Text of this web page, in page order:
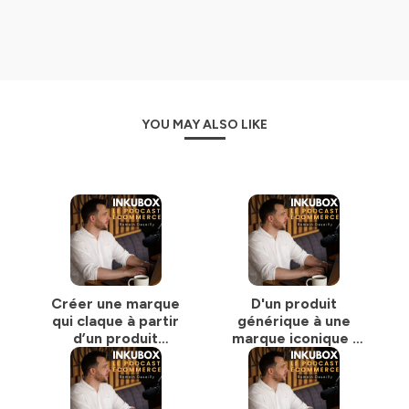
maritime, aérien, routier ou ferroviaire depuis la Chine ?
ICI ⏩DEMANDE DE SOURCING PRODUIT EN LIGNE
Toujours plus de valeur et de conseils exclusifs sur nos
réseaux :
https://www.youtube.com/@inkubox-romain-desailly
04028096/
https://www.instagram.com/romain_desailly_inkubox/
➡️ N'hésitez pas également à nous contacter
directement sur Whatsapp ou encore par email sur :
YOU MAY ALSO LIKE
Créer une marque
qui claque à partir
d’un produit
basique
D'un produit
générique à une
marque iconique :
l'art de sublimer le
made in China